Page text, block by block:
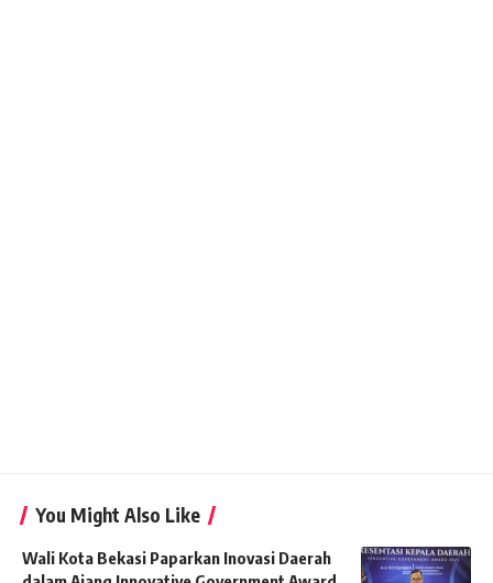
You Might Also Like
Wali Kota Bekasi Paparkan Inovasi Daerah